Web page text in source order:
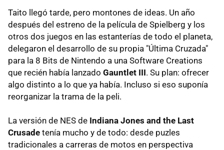
Taito llegó tarde, pero montones de ideas. Un año
después del estreno de la película de Spielberg y los
otros dos juegos en las estanterías de todo el planeta,
delegaron el desarrollo de su propia "Última Cruzada"
para la 8 Bits de Nintendo a una Software Creations
que recién había lanzado Gauntlet III. Su plan: ofrecer
algo distinto a lo que ya había. Incluso si eso suponía
reorganizar la trama de la peli.
La versión de NES de Indiana Jones and the Last
Crusade tenía mucho y de todo: desde puzles
tradicionales a carreras de motos en perspectiva